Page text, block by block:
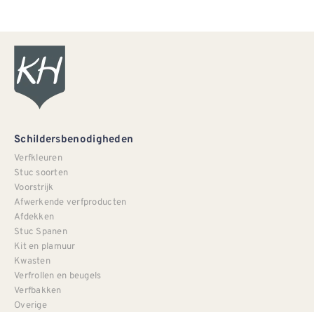
Schildersbenodigheden
Verfkleuren
Stuc soorten
Voorstrijk
Afwerkende verfproducten
Afdekken
Stuc Spanen
Kit en plamuur
Kwasten
Verfrollen en beugels
Verfbakken
Overige